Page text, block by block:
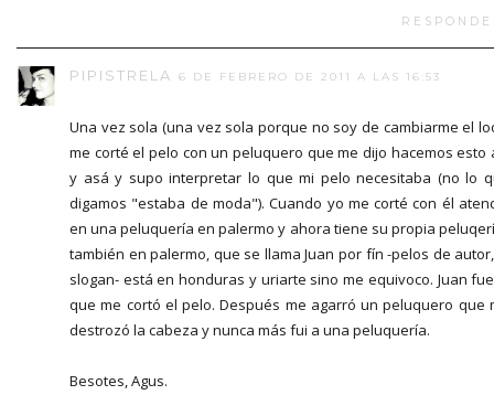
PIPISTRELA 6 DE FEBRERO DE 2011 A LAS 16:53
Una vez sola (una vez sola porque no soy de cambiarme el
me corté el pelo con un peluquero que me dijo hacemos esto
y asá y supo interpretar lo que mi pelo necesitaba (no lo
digamos "estaba de moda"). Cuando yo me corté con él
en una peluquería en palermo y ahora tiene su propia
también en palermo, que se llama Juan por fín -pelos de
slogan- está en honduras y uriarte sino me equivoco. Juan
que me cortó el pelo. Después me agarró un peluquero que
destrozó la cabeza y nunca más fui a una peluquería.
Besotes, Agus.